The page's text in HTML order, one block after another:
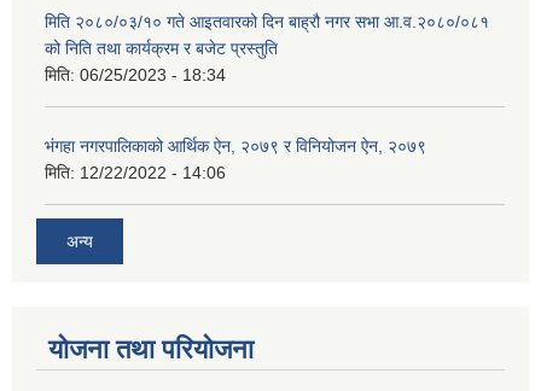
मिति २०८०/०३/१० गते आइतवारको दिन बाह्रौ नगर सभा आ.व.२०८०/०८१
को निति तथा कार्यक्रम र बजेट प्रस्तुति
मिति: 06/25/2023 - 18:34
भंगहा नगरपालिकाको आर्थिक ऐन, २०७९ र विनियोजन ऐन, २०७९
मिति: 12/22/2022 - 14:06
अन्य
योजना तथा परियोजना